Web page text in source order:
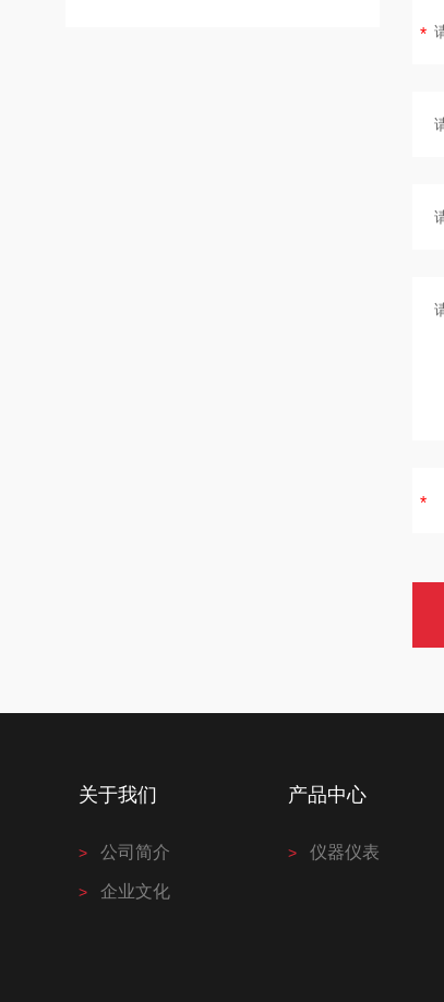
关于我们
公司简介
企业文化
产品中心
仪器仪表